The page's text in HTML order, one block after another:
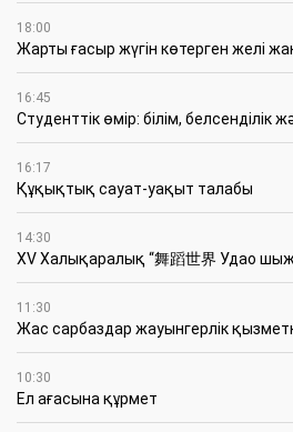
18:00
Жарты ғасыр жүгін көтерген желі
16:45
Студенттік өмір: білім, белсенділік
16:17
Құқықтық сауат-уақыт талабы
14:30
XV Халықаралық “舞蹈世界 Удао
11:30
Жас сарбаздар жауынгерлік
10:30
Ел ағасына құрмет